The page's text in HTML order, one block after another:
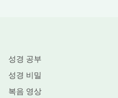
성경 공부
성경 비밀
복음 영상